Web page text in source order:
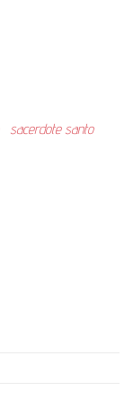
sacerdote santo